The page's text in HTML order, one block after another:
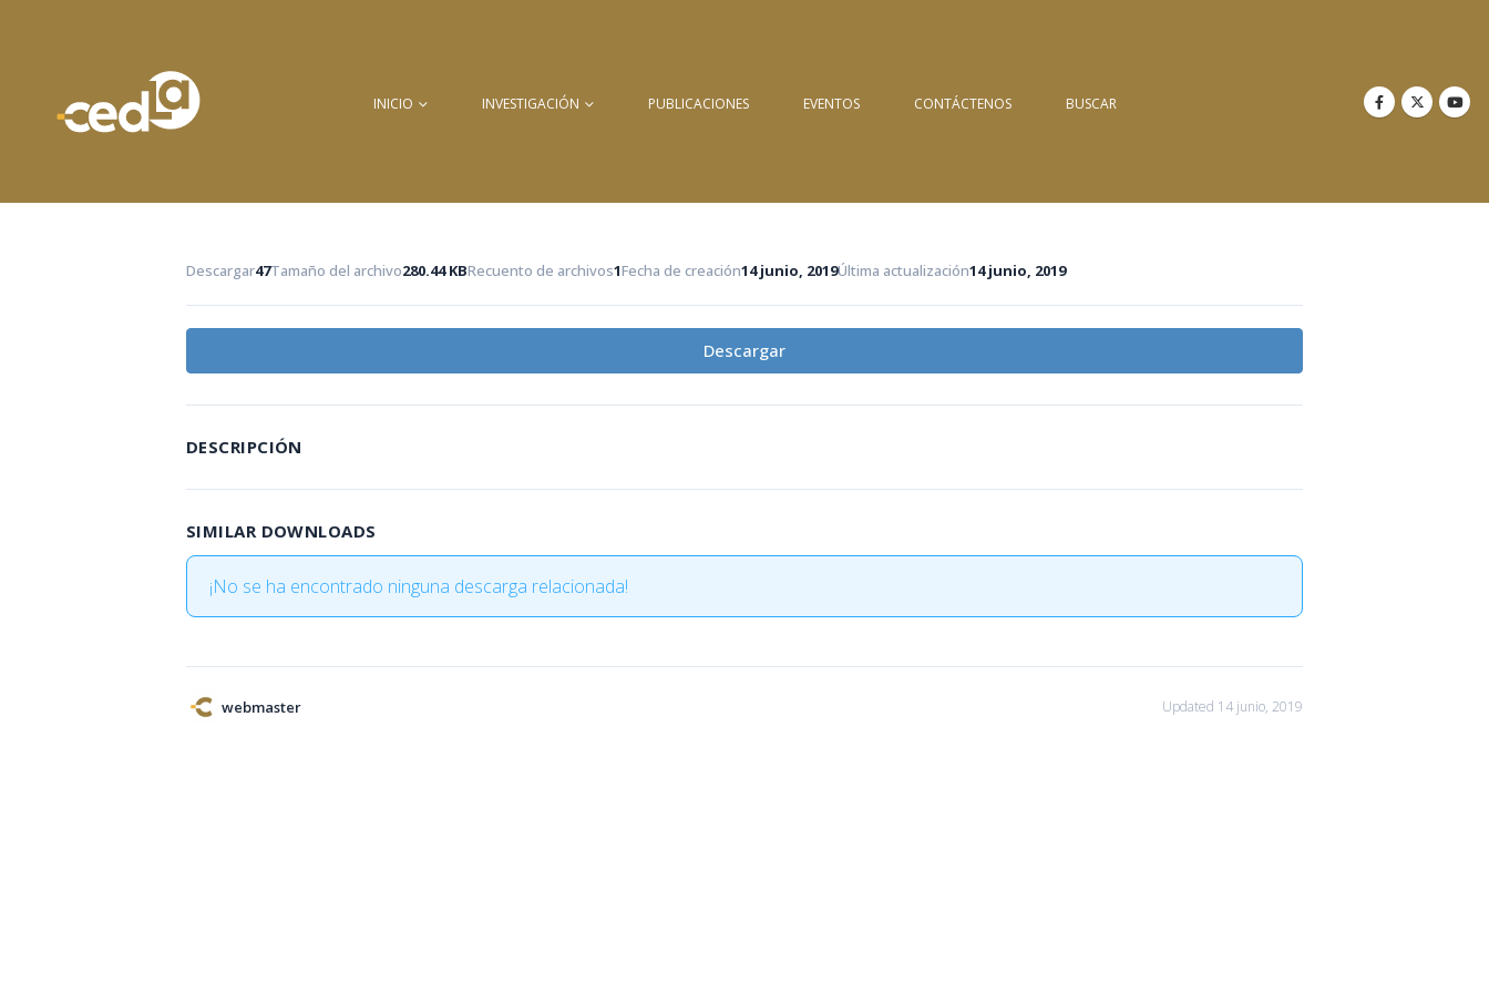
INICIO INVESTIGACIÓN PUBLICACIONES EVENTOS CONTÁCTENOS BUSCAR
Descargar47Tamaño del archivo280.44 KBRecuento de archivos1Fecha de creación14 junio, 2019Última actualización14 junio, 2019
Descargar
DESCRIPCIÓN
SIMILAR DOWNLOADS
¡No se ha encontrado ninguna descarga relacionada!
webmaster Updated 14 junio, 2019